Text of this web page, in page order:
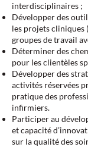
interdisciplinaires ;
Développer des
les projets cliniques
groupes de travail
Déterminer des
pour les clientèles
Développer des
activités réservées
pratique des
infirmiers.
Participer au
et capacité
sur la qualité des